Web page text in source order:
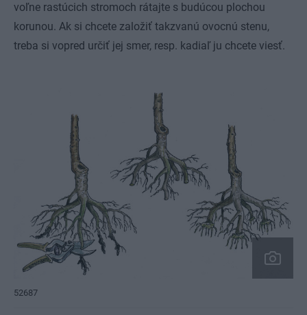
voľne rastúcich stromoch rátajte s budúcou plochou
korunou. Ak si chcete založiť takzvanú ovocnú stenu,
treba si vopred určiť jej smer, resp. kadiaľ ju chcete viesť.
52687